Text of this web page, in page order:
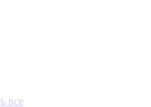
все